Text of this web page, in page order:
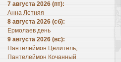
7 августа 2026 (пт):
Анна Летняя
8 августа 2026 (сб):
Ермолаев день
9 августа 2026 (вс):
Пантелеймон Целитель,
Пантелеймон Кочанный